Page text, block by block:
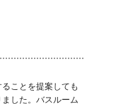
ことを提案しても
した。バスルーム